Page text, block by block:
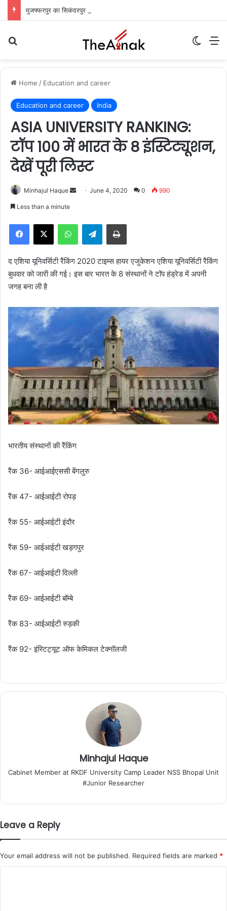
Home / Education and career
Education and career India
ASIA UNIVERSITY RANKING:
टॉप 100 में भारत के 8 इंस्टिट्यूशन,
देखें पूरी लिस्ट
Minhajul Haque
SendJune 4, 2020 0 990
Less than a minute
WhatsAppTelegramPrint
द एशिया यूनिवर्सिटी रैंकिंग 2020 टाइम्स हायर एजुकेशन एशिया यूनिवर्सिटी रैंकिंग
बुधवार को जारी की गई। इस बार भारत के 8 संस्थानों ने टॉप हंड्रेड में अपनी
जगह बना ली है
भारतीय संस्थानों की रैंकिंग
रैंक 36- आईआईएससी बेंगलुरु
रैंक 47- आईआईटी रोपड़
रैंक 55- आईआईटी इंदौर
रैंक 59- आईआईटी खड़गपुर
रैंक 67- आईआईटी दिल्ली
रैंक 69- आईआईटी बॉम्बे
रैंक 83- आईआईटी रुड़की
रैंक 92- इंस्टिट्यूट ऑफ केमिकल टेक्नॉलजी
Minhajul Haque
Cabinet Member at RKDF University Camp Leader NSS Bhopal Unit
#Junior Researcher
Leave a Reply
Your email address will not be published. Required fields are marked *